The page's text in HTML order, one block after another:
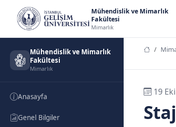
Mühendislik ve Mimarlık
Fakültesi
Mimarlık
Mühendislik ve Mimarlık
Fakültesi
Mimarlık
Anasayfa
Genel Bilgiler
19